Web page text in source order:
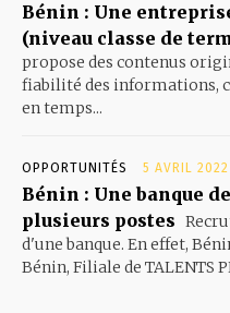
Bénin : Une
(niveau classe de
propose des contenus
fiabilité des informations,
en temps...
OPPORTUNITÉS 5 AVRIL 2022
Bénin : Une banque
plusieurs postes
d'une banque. En effet,
Bénin, Filiale de TALENTS